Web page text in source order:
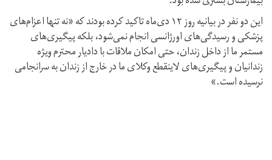
این دو نفر در بیانیه روز ۱۲ دی‌ماه تاکید کرده بودند که «نه تنها اعزام‌های
پزشکی و رسیدگی‌های اورژانسی انجام نمی‌شود،‌ بلکه پیگیری‌های
مستمر ما از داخل زندان، حتی امکان ملاقات با دادیار محترم ویژه
زندانیان و پیگیری‌های لاینقطع وکلای ما در خارج از زندان به سرانجامی
نرسیده است.»